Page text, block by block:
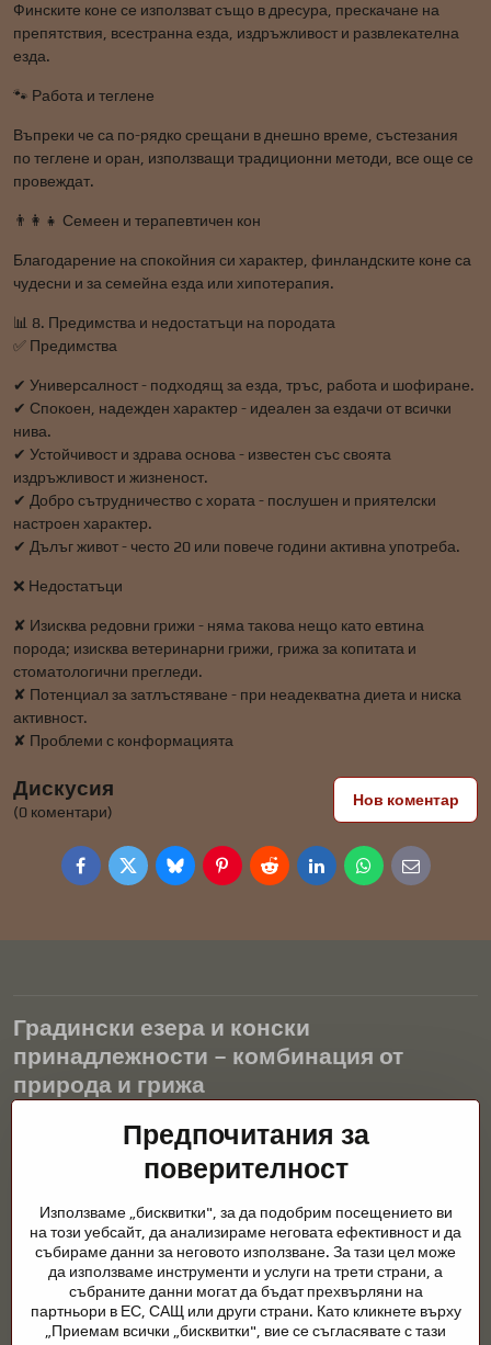
Финските коне се използват също в дресура, прескачане на
препятствия, всестранна езда, издръжливост и развлекателна
езда.
🐾 Работа и теглене
Въпреки че са по-рядко срещани в днешно време, състезания
по теглене и оран, използващи традиционни методи, все още се
провеждат.
👨‍👩‍👧 Семеен и терапевтичен кон
Благодарение на спокойния си характер, финландските коне са
чудесни и за семейна езда или хипотерапия.
📊 8. Предимства и недостатъци на породата
✅ Предимства
✔ Универсалност - подходящ за езда, тръс, работа и шофиране.
✔ Спокоен, надежден характер - идеален за ездачи от всички
нива.
✔ Устойчивост и здрава основа - известен със своята
издръжливост и жизненост.
✔ Добро сътрудничество с хората - послушен и приятелски
настроен характер.
✔ Дълъг живот - често 20 или повече години активна употреба.
❌ Недостатъци
✘ Изисква редовни грижи - няма такова нещо като евтина
порода; изисква ветеринарни грижи, грижа за копитата и
стоматологични прегледи.
✘ Потенциал за затлъстяване - при неадекватна диета и ниска
активност.
✘ Проблеми с конформацията
Дискусия
(0 коментари)
Нов коментар
FacebookTwitterBlueskyPinterestRedditLinkedInWhatsApp
E-
mail
Градински езера и конски
принадлежности – комбинация от
природа и грижа
Градинските езера са красиво допълнение към всеки екстериор
и създават хармонична среда за релаксация и живот на водните
животни. Правилната технология, филтрацията и редовната
през цялата година. Също толкова важна е грижата за
животните, които са част от нашия живот.
Конете се нуждаят от висококачествени конски принадлежности,
правилно хранене и отговорни грижи, за да бъдат здрави, силни
и доволни. Независимо дали става въпрос за екипировка за
Предпочитания за
поверителност
Използваме „бисквитки", за да подобрим посещението ви
на този уебсайт, да анализираме неговата ефективност и да
събираме данни за неговото използване. За тази цел може
да използваме инструменти и услуги на трети страни, а
събраните данни могат да бъдат прехвърляни на
партньори в ЕС, САЩ или други страни. Като кликнете върху
„Приемам всички „бисквитки", вие се съгласявате с тази